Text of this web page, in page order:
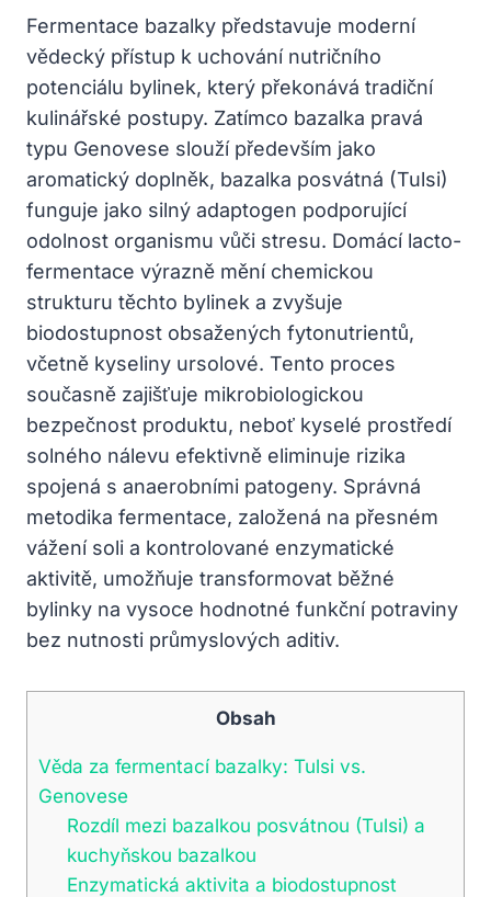
Fermentace bazalky představuje moderní
vědecký přístup k uchování nutričního
potenciálu bylinek, který překonává tradiční
kulinářské postupy. Zatímco bazalka pravá
typu Genovese slouží především jako
aromatický doplněk, bazalka posvátná (Tulsi)
funguje jako silný adaptogen podporující
odolnost organismu vůči stresu. Domácí lacto-
fermentace výrazně mění chemickou
strukturu těchto bylinek a zvyšuje
biodostupnost obsažených fytonutrientů,
včetně kyseliny ursolové. Tento proces
současně zajišťuje mikrobiologickou
bezpečnost produktu, neboť kyselé prostředí
solného nálevu efektivně eliminuje rizika
spojená s anaerobními patogeny. Správná
metodika fermentace, založená na přesném
vážení soli a kontrolované enzymatické
aktivitě, umožňuje transformovat běžné
bylinky na vysoce hodnotné funkční potraviny
bez nutnosti průmyslových aditiv.
Obsah
Věda za fermentací bazalky: Tulsi vs.
Genovese
Rozdíl mezi bazalkou posvátnou (Tulsi) a
kuchyňskou bazalkou
Enzymatická aktivita a biodostupnost